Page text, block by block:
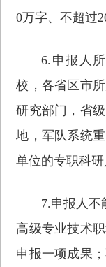
0万字、不超过
6.申报人
校，各省区市
研究部门，省
地，军队系统
单位的专职科研
7.申报人不
高级专业技术
申报一项成果